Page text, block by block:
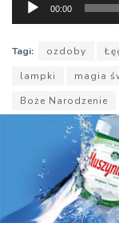
plików
dźwiękowych
00:00
Tagi: ozdoby
lampki
magia
Boże Narodzenie